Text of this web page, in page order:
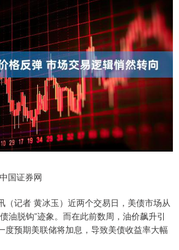
国证券网
记者 黄冰玉）近两个交易日，美债市场从
油脱钩”迹象。而在此前数周，油价飙升引
度预期美联储将加息，导致美债收益率大幅